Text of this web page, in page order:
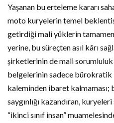
Yaşanan bu erteleme kararı
moto kuryelerin temel
getirdiği mali yüklerin tamamen
yerine, bu süreçten asıl kârı
şirketlerinin de mali
belgelerinin sadece bürokratik
kaleminden ibaret kalmaması;
saygınlığı kazandıran,
“ikinci sınıf insan”